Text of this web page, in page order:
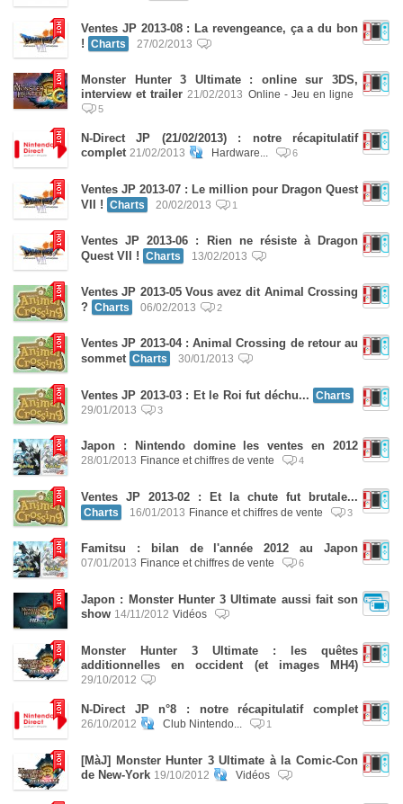
Ventes JP 2013-08 : La revengeance, ça a du bon
!
Charts 27/02/2013
Monster Hunter 3 Ultimate : online sur 3DS,
interview et trailer 21/02/2013 Online - Jeu en ligne
5
N-Direct JP (21/02/2013) : notre récapitulatif
complet 21/02/2013 Hardware... 6
Ventes JP 2013-07 : Le million pour Dragon Quest
VII !
Charts 20/02/2013 1
Ventes JP 2013-06 : Rien ne résiste à Dragon
Quest VII !
Charts 13/02/2013
Ventes JP 2013-05 Vous avez dit Animal Crossing
?
Charts 06/02/2013 2
Ventes JP 2013-04 : Animal Crossing de retour au
sommet Charts 30/01/2013
Ventes JP 2013-03 : Et le Roi fut déchu...
Charts
29/01/2013
3
Japon : Nintendo domine les ventes en 2012
28/01/2013 Finance et chiffres de vente 4
Ventes JP 2013-02 : Et la chute fut brutale...
Charts 16/01/2013 Finance et chiffres de vente 3
Famitsu : bilan de l'année 2012 au Japon
07/01/2013 Finance et chiffres de vente 6
Japon : Monster Hunter 3 Ultimate aussi fait son
show 14/11/2012 Vidéos
Monster Hunter 3 Ultimate : les quêtes
additionnelles en occident (et images MH4)
29/10/2012
N-Direct JP n°8 : notre récapitulatif complet
26/10/2012 Club Nintendo... 1
[MàJ] Monster Hunter 3 Ultimate à la Comic-Con
de New-York 19/10/2012 Vidéos